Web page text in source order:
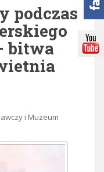
podczas
bitwa
i Muzeum